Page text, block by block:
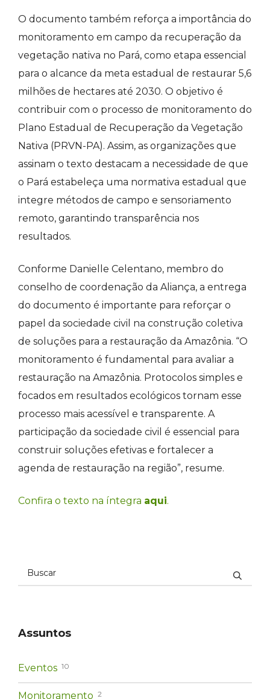
O documento também reforça a importância do
monitoramento em campo da recuperação da
vegetação nativa no Pará, como etapa essencial
para o alcance da meta estadual de restaurar 5,6
milhões de hectares até 2030. O objetivo é
contribuir com o processo de monitoramento do
Plano Estadual de Recuperação da Vegetação
Nativa (PRVN-PA). Assim, as organizações que
assinam o texto destacam a necessidade de que
o Pará estabeleça uma normativa estadual que
integre métodos de campo e sensoriamento
remoto, garantindo transparência nos
resultados.
Conforme Danielle Celentano, membro do
conselho de coordenação da Aliança, a entrega
do documento é importante para reforçar o
papel da sociedade civil na construção coletiva
de soluções para a restauração da Amazônia. “O
monitoramento é fundamental para avaliar a
restauração na Amazônia. Protocolos simples e
focados em resultados ecológicos tornam esse
processo mais acessível e transparente. A
participação da sociedade civil é essencial para
construir soluções efetivas e fortalecer a
agenda de restauração na região”, resume.
Confira o texto na íntegra aqui.
Assuntos
Eventos 10
Monitoramento 2